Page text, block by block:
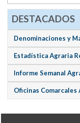
DESTACADOS
Denominaciones y
Estadística Agraria
Informe Semanal
Oficinas Comarcales